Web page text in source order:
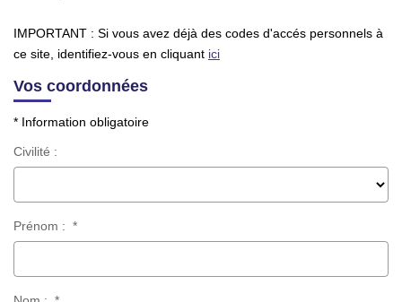
IMPORTANT : Si vous avez déjà des codes d'accés personnels à
ce site, identifiez-vous en cliquant ici
Vos coordonnées
* Information obligatoire
Civilité :
Prénom : *